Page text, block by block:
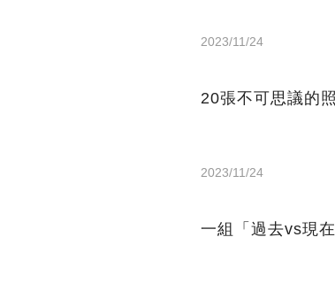
2023/11/24
20張不可思議的
2023/11/24
一組「過去vs現